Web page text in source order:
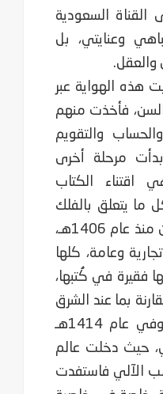
السعودية
وعنايتي، بل
هذه الهواية عبر
فأخذت منهم
والتقويم
مرحلة أخرى
الكتاب
يتعلق بالفلك
والفضاء، والتقويم والزمن منذ عام 1406هـ،
وعامة، كلها
في كُتبها،
بما عند الشرق
والغرب في هذا الفن، ‏وفي عام 1414هـ
دخلت عالم
الآلي فاستفدت